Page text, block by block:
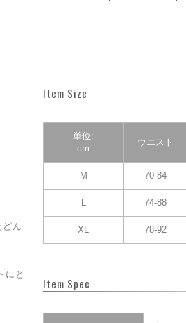
ん
にと
Item Size
単位:
cm
ウエスト
M 70-84
L 74-88
XL 78-92
Item Spec